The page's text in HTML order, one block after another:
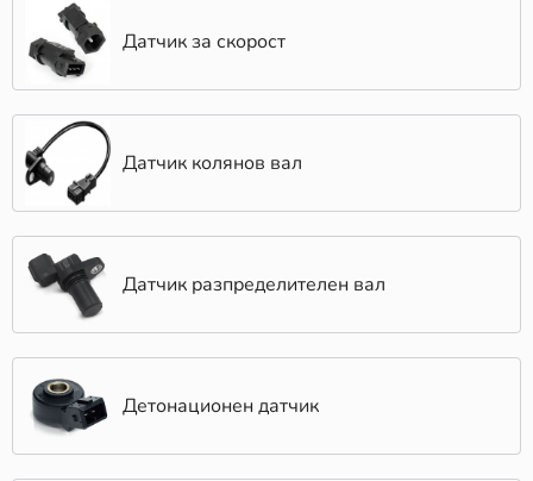
Датчик за скорост
Датчик колянов вал
Датчик разпределителен вал
Детонационен датчик